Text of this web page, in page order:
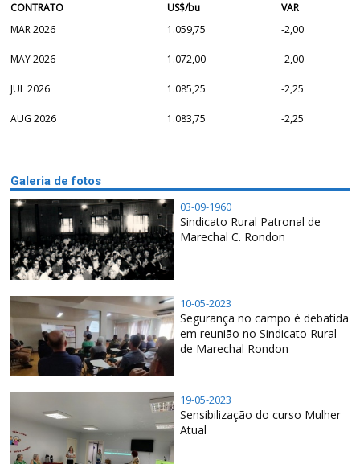
CONTRATO
US$/bu
VAR
MAR 2026
1.059,75 -2,00
MAY 2026 1.072,00 -2,00
JUL 2026 1.085,25 -2,25
AUG 2026 1.083,75 -2,25
Galeria de fotos
03-09-1960
Sindicato Rural Patronal de
Marechal C. Rondon
10-05-2023
Segurança no campo é debatida
em reunião no Sindicato Rural
de Marechal Rondon
19-05-2023
Sensibilização do curso Mulher
Atual